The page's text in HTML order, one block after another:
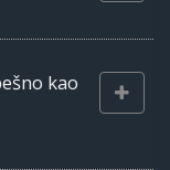
kao